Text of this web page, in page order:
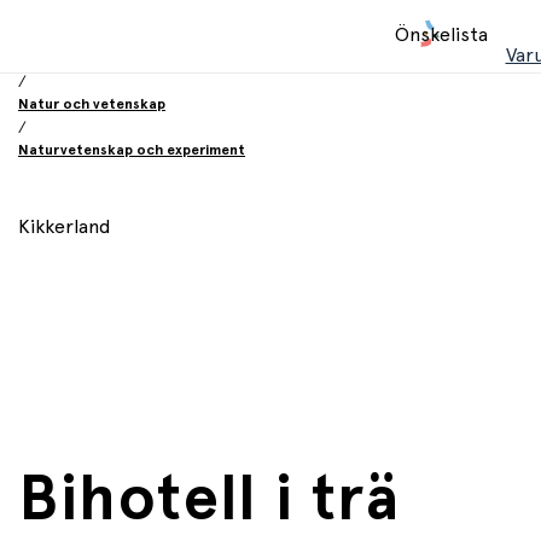
Önskelista
/
Natur och vetenskap
/
Naturvetenskap och experiment
Kikkerland
Bihotell i trä